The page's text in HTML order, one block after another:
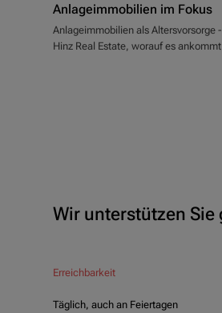
Anlageimmobilien im Fokus
Anlageimmobilien als Altersvorsorge
Hinz Real Estate, worauf es ankommt
Wir unterstützen
Erreichbarkeit
Täglich, auch an Feiertagen